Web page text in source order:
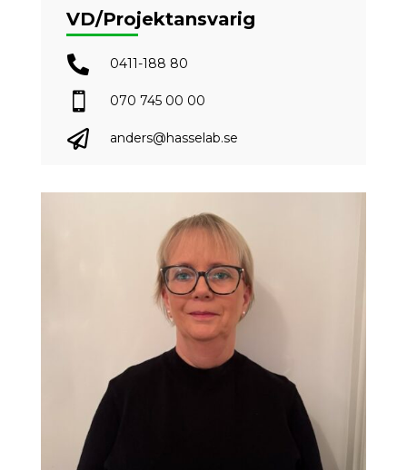
VD/Projektansvarig
 0411-188 80
 070 745 00 00
 anders@hasselab.se